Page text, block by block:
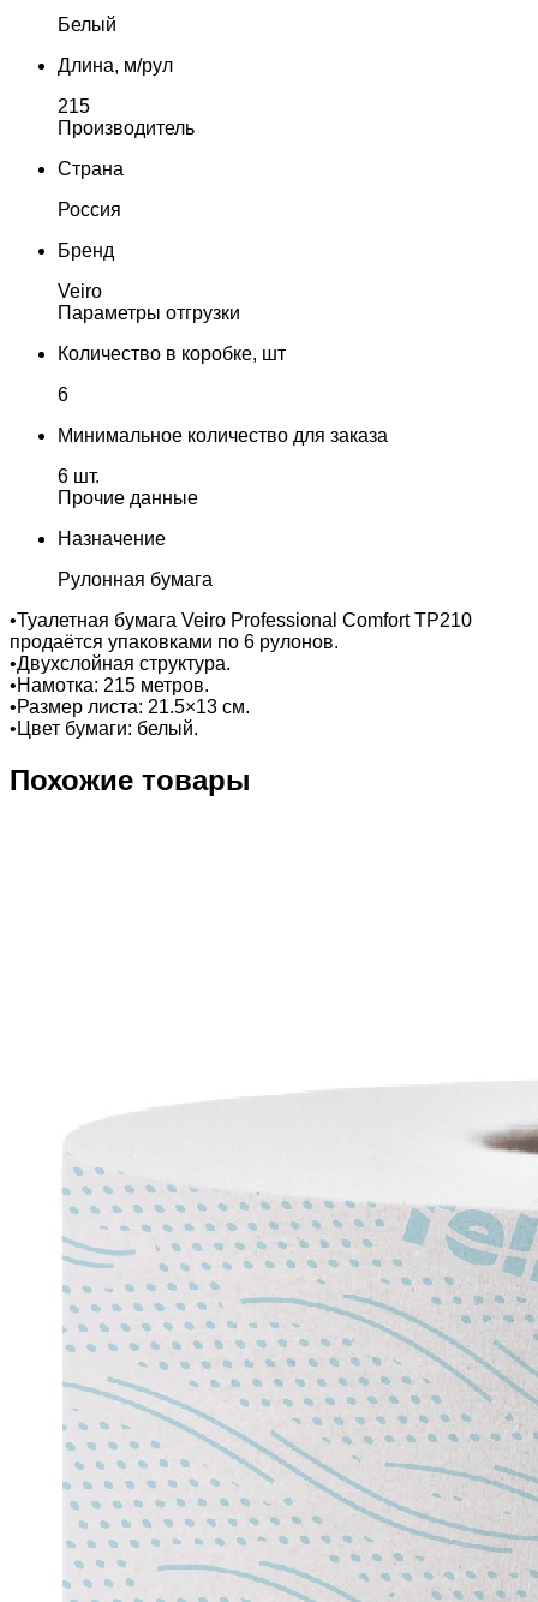
Белый
Длина, м/рул
215
Производитель
Страна
Россия
Бренд
Veiro
Параметры отгрузки
Количество в коробке, шт
6
Минимальное количество для заказа
6 шт.
Прочие данные
Назначение
Рулонная бумага
•Туалетная бумага Veiro Professional Comfort TP210
продаётся упаковками по 6 рулонов.
•Двухслойная структура.
•Намотка: 215 метров.
•Размер листа: 21.5×13 см.
•Цвет бумаги: белый.
Похожие товары